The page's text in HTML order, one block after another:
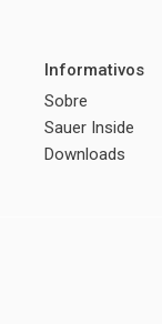
Informativos
Sobre
Sauer Inside
Downloads